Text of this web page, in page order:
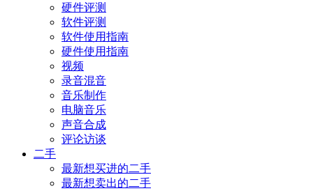
硬件评测
软件评测
软件使用指南
硬件使用指南
视频
录音混音
音乐制作
电脑音乐
声音合成
评论访谈
二手
最新想买进的二手
最新想卖出的二手